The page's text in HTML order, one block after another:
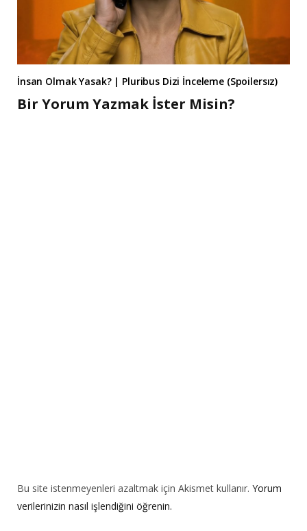
İnsan Olmak Yasak? | Pluribus Dizi İnceleme (Spoilersız)
Bir Yorum Yazmak İster Misin?
Bu site istenmeyenleri azaltmak için Akismet kullanır. Yorum
verilerinizin nasıl işlendiğini öğrenin.